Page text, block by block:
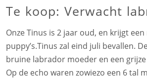
Te koop: Verwacht
Onze Tinus is 2 jaar oud, en krijgt
puppy’s.Tinus zal eind juli bevallen.
bruine labrador moeder en een
Op de echo waren zowiezo een 6 tal